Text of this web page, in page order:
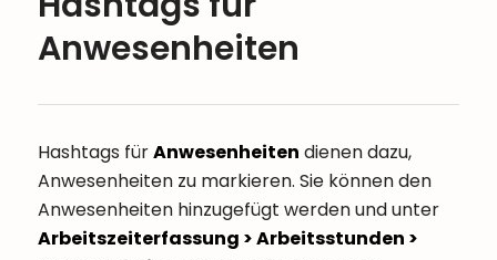
Anwesenheiten
Hashtags fürAnwesenheiten dienen dazu,
Anwesenheiten zu markieren. Sie können den
Anwesenheiten hinzugefügt werden und unter
Arbeitszeiterfassung > Arbeitsstunden >